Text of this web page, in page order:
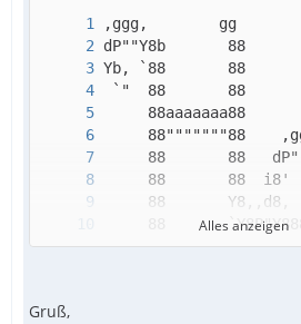
Alles anzeigen
Gruß,